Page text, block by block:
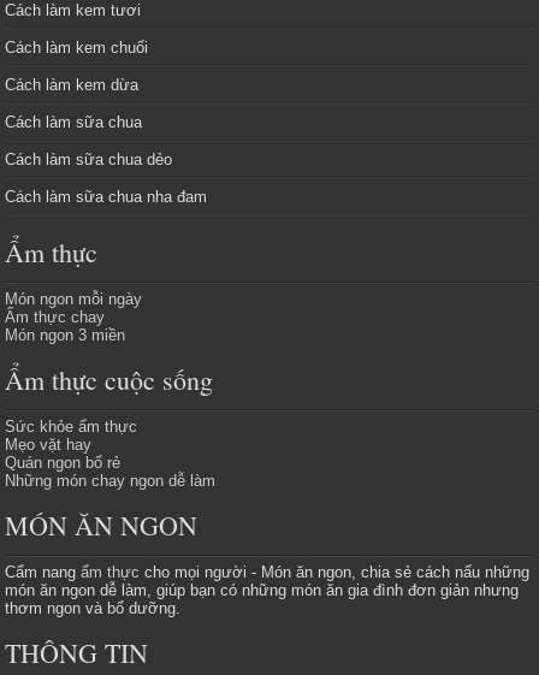
Cách làm kem tươi
Cách làm kem chuối
Cách làm kem dừa
Cách làm sữa chua
Cách làm sữa chua dẻo
Cách làm sữa chua nha đam
Ẩm thực
Món ngon mỗi ngày
Ẩm thực chay
Món ngon 3 miền
Ẩm thực cuộc sống
Sức khỏe ẩm thực
Mẹo vặt hay
Quán ngon bổ rẻ
Những món chay ngon dễ làm
MÓN ĂN NGON
Cẩm nangẩm thực cho mọi người - Món ăn ngon, chia sẻ cách nấu những
món ăn ngon dễ làm, giúp bạn có những món ăn gia đình đơn giản nhưng
thơm ngon và bổ dưỡng.
THÔNG TIN